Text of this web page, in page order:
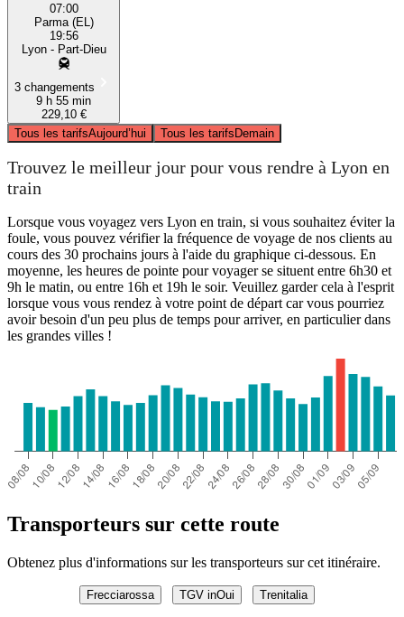
07:00
Parma (EL)
19:56
Lyon - Part-Dieu
3 changements
9 h 55 min
229,10 €
Tous les tarifsAujourd’hui Tous les tarifsDemain
Trouvez le meilleur jour pour vous rendre à Lyon en
train
Lorsque vous voyagez vers Lyon en train, si vous souhaitez éviter la
foule, vous pouvez vérifier la fréquence de voyage de nos clients au
cours des 30 prochains jours à l'aide du graphique ci-dessous. En
moyenne, les heures de pointe pour voyager se situent entre 6h30 et
9h le matin, ou entre 16h et 19h le soir. Veuillez garder cela à l'esprit
lorsque vous vous rendez à votre point de départ car vous pourriez
avoir besoin d'un peu plus de temps pour arriver, en particulier dans
les grandes villes !
Transporteurs sur cette route
Obtenez plus d'informations sur les transporteurs sur cet itinéraire.
Frecciarossa TGV inOui Trenitalia